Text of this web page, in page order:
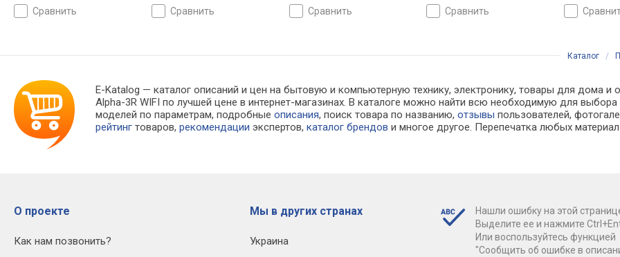
89х135х57 мм, 0.35 кг
сравнить сравнить сравнить
Bluetooth, 232х156х288 мм,
2.5 кг
сравнить
LAN,
Каталог /
E-Katalog — каталог описаний и цен на бытовую и компьютерную технику, электронику, товары для дома и
Alpha-3R WIFI по лучшей цене в интернет-магазинах. В каталоге можно найти всю необходимую для
моделей по параметрам, подробныеописания, поиск товара по названию,отзывы пользователей,
рейтинг товаров,рекомендации экспертов,каталог брендов и многое другое. Перепечатка любых
О проекте
Как нам позвонить?
Мы в других странах
Украина
Нашли ошибку на этой
Выделите ее и нажмите
Или воспользуйтесь функцией
"Сообщить об ошибке в